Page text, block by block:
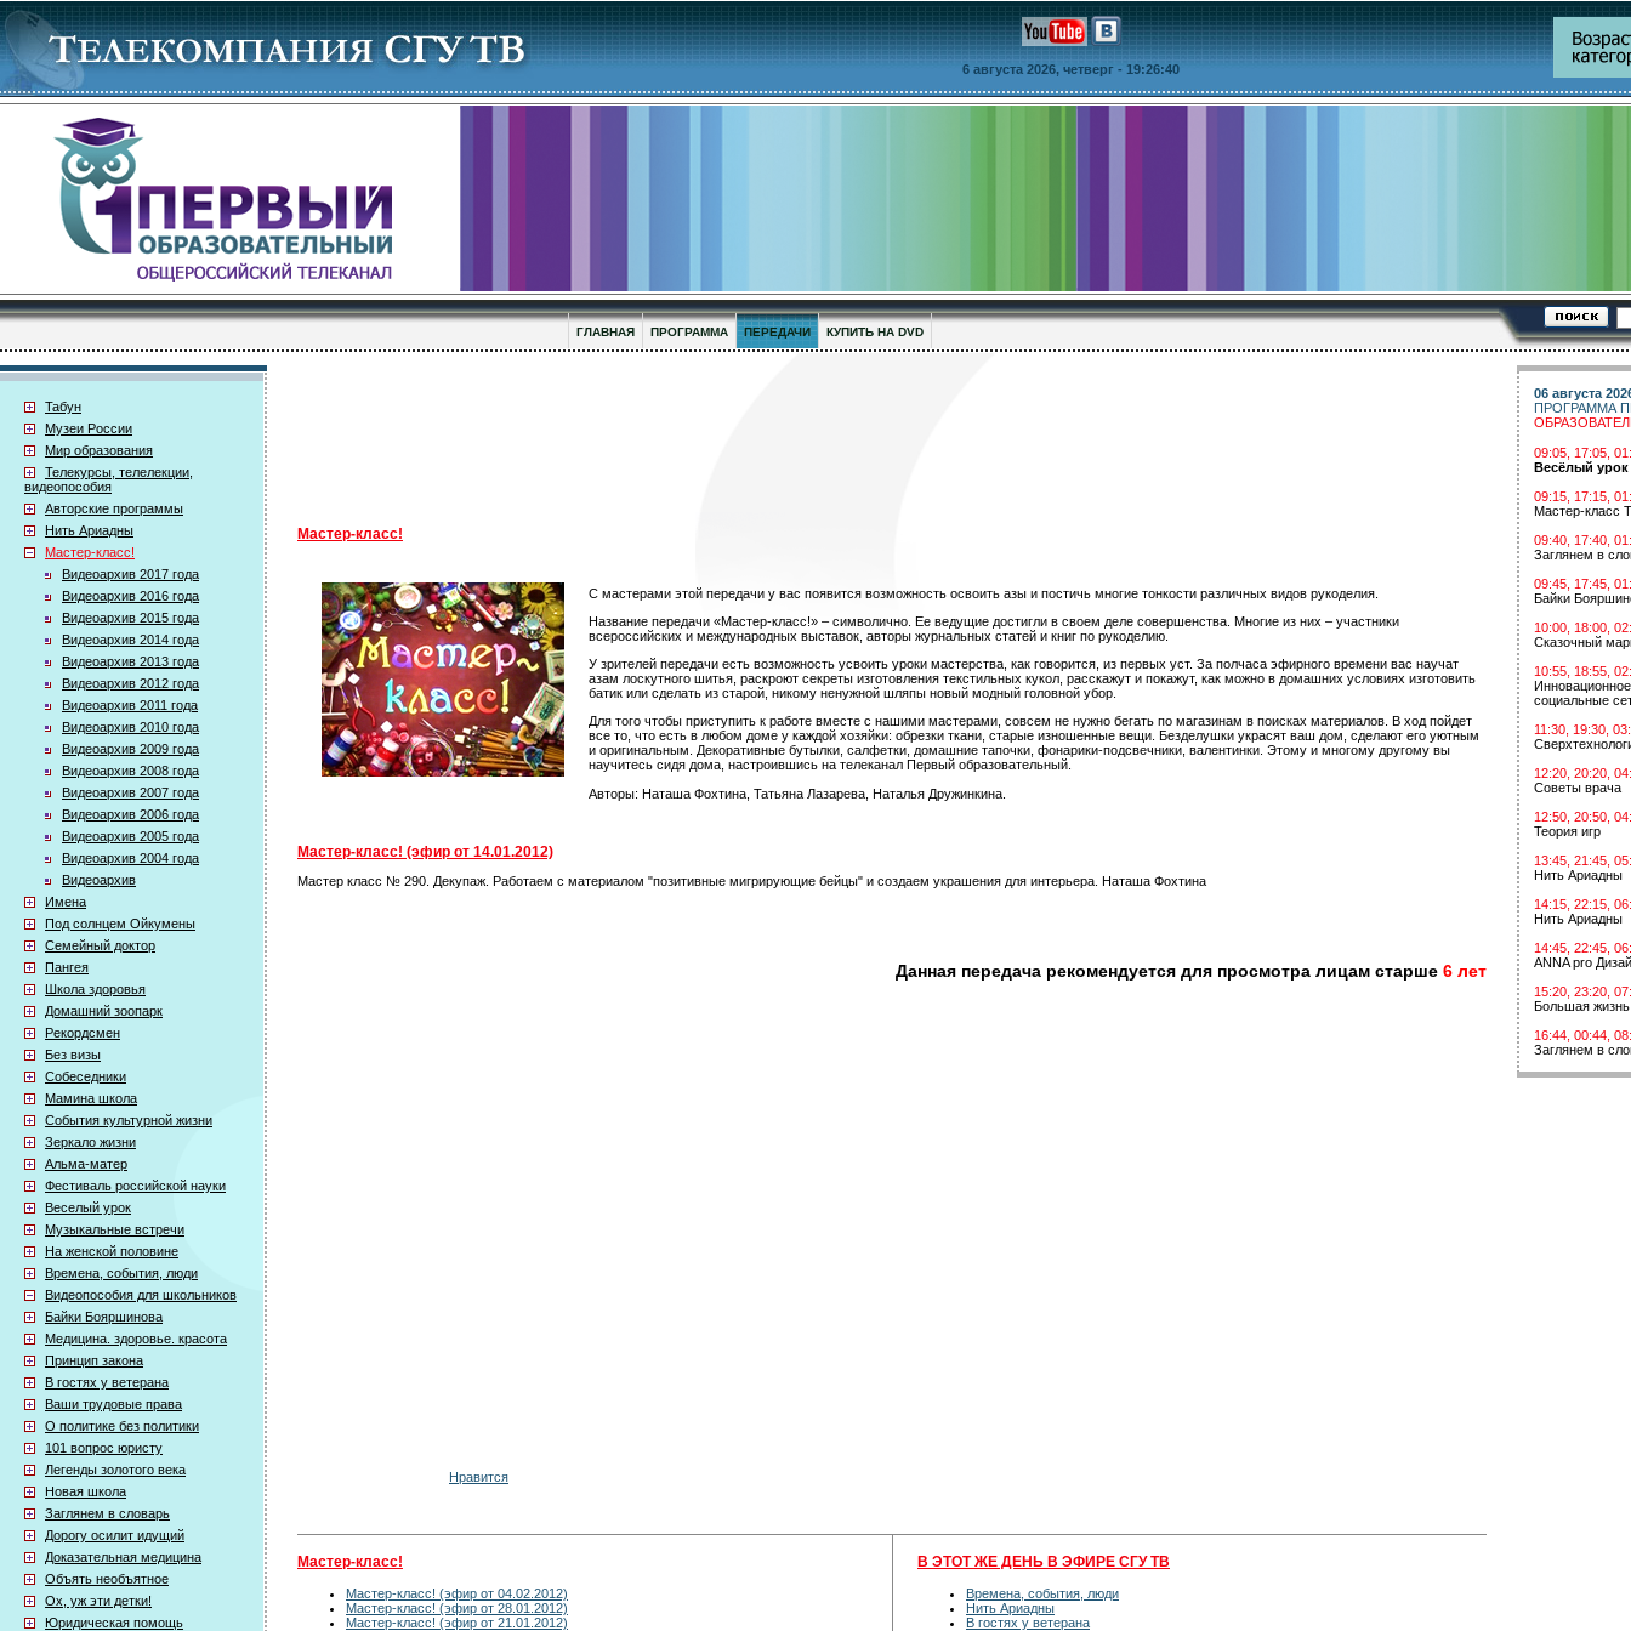
6 августа 2026, четверг - 19:26:40
ГЛАВНАЯ ПРОГРАММА ПЕРЕДАЧИ КУПИТЬ НА DVD
Табун
Музеи России
Мир образования
Телекурсы, телелекции,
видеопособия
Авторские программы
Нить Ариадны
Мастер-класс!
Видеоархив 2017 года
Видеоархив 2016 года
Видеоархив 2015 года
Видеоархив 2014 года
Видеоархив 2013 года
Видеоархив 2012 года
Видеоархив 2011 года
Видеоархив 2010 года
Видеоархив 2009 года
Видеоархив 2008 года
Видеоархив 2007 года
Видеоархив 2006 года
Видеоархив 2005 года
Видеоархив 2004 года
Видеоархив
Имена
Под солнцем Ойкумены
Семейный доктор
Пангея
Школа здоровья
Домашний зоопарк
Рекордсмен
Без визы
Собеседники
Мамина школа
События культурной жизни
Зеркало жизни
Альма-матер
Фестиваль российской науки
Веселый урок
Музыкальные встречи
На женской половине
Времена, события, люди
Видеопособия для школьников
Байки Бояршинова
Медицина. здоровье. красота
Принцип закона
В гостях у ветерана
Ваши трудовые права
О политике без политики
101 вопрос юристу
Легенды золотого века
Новая школа
Заглянем в словарь
Дорогу осилит идущий
Доказательная медицина
Объять необъятное
Ох, уж эти детки!
Юридическая помощь
Мастер-класс!
С мастерами этой передачи у вас появится возможность освоить азы и постичь многие тонкости различных видов рукоделия.
Название передачи «Мастер-класс!» – символично. Ее ведущие достигли в своем деле совершенства. Многие из них – участники
всероссийских и международных выставок, авторы журнальных статей и книг по рукоделию.
У зрителей передачи есть возможность усвоить уроки мастерства, как говорится, из первых уст. За полчаса эфирного времени вас научат
азам лоскутного шитья, раскроют секреты изготовления текстильных кукол, расскажут и покажут, как можно в домашних условиях изготовить
батик или сделать из старой, никому ненужной шляпы новый модный головной убор.
Для того чтобы приступить к работе вместе с нашими мастерами, совсем не нужно бегать по магазинам в поисках материалов. В ход пойдет
все то, что есть в любом доме у каждой хозяйки: обрезки ткани, старые изношенные вещи. Безделушки украсят ваш дом, сделают его уютным
и оригинальным. Декоративные бутылки, салфетки, домашние тапочки, фонарики-подсвечники, валентинки. Этому и многому другому вы
научитесь сидя дома, настроившись на телеканал Первый образовательный.
Авторы: Наташа Фохтина, Татьяна Лазарева, Наталья Дружинкина.
Мастер-класс! (эфир от 14.01.2012)
Мастер класс № 290. Декупаж. Работаем с материалом "позитивные мигрирующие бейцы" и создаем украшения для интерьера. Наташа Фохтина
Данная передача рекомендуется для просмотра лицам старше 6 лет
Нравится
Мастер-класс!
Мастер-класс! (эфир от 04.02.2012)
Мастер-класс! (эфир от 28.01.2012)
Мастер-класс! (эфир от 21.01.2012)
В ЭТОТ ЖЕ ДЕНЬ В ЭФИРЕ СГУ ТВ
Времена, события, люди
Нить Ариадны
В гостях у ветерана
06 августа
ПРОГРАММА
09:05, 17:05,
Весёлый урок
09:15, 17:15,
Мастер-класс
09:40, 17:40,
Заглянем в
09:45, 17:45,
Байки
10:00, 18:00,
Сказочный
10:55, 18:55,
социальные
11:30, 19:30,
12:20, 20:20,
Советы врача
12:50, 20:50,
Теория игр
13:45, 21:45,
Нить Ариадны
14:15, 22:15,
Нить Ариадны
14:45, 22:45,
ANNA pro
15:20, 23:20,
Большая жизнь
16:44, 00:44,
Заглянем в